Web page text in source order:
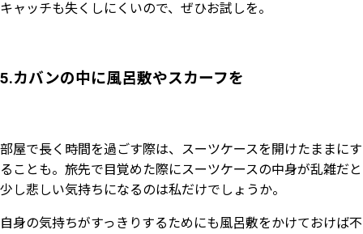
キャッチも失くしにくいので、ぜひお試しを。
5.カバンの中に風呂敷やスカーフを
部屋で長く時間を過ごす際は、スーツケースを開けたままにす
ることも。旅先で目覚めた際にスーツケースの中身が乱雑だと
少し悲しい気持ちになるのは私だけでしょうか。
自身の気持ちがすっきりするためにも風呂敷をかけておけば不